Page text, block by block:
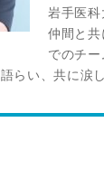
岩手医科
仲間と
でのチ
らい、共に涙